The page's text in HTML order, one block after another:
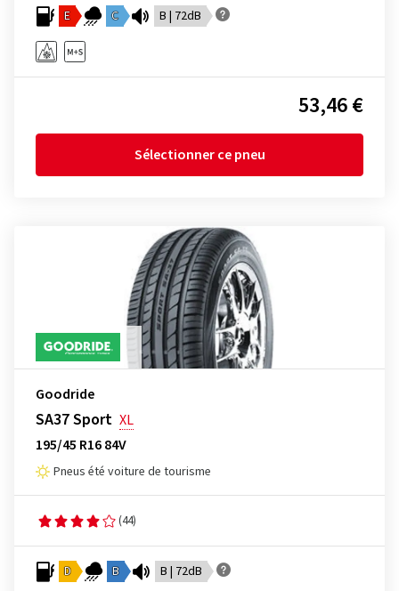
E C B | 72dB
53,46 €
Sélectionner ce pneu
Goodride
SA37 Sport XL
195/45 R16 84V
Pneus été voiture de tourisme
(44)
D B B | 72dB